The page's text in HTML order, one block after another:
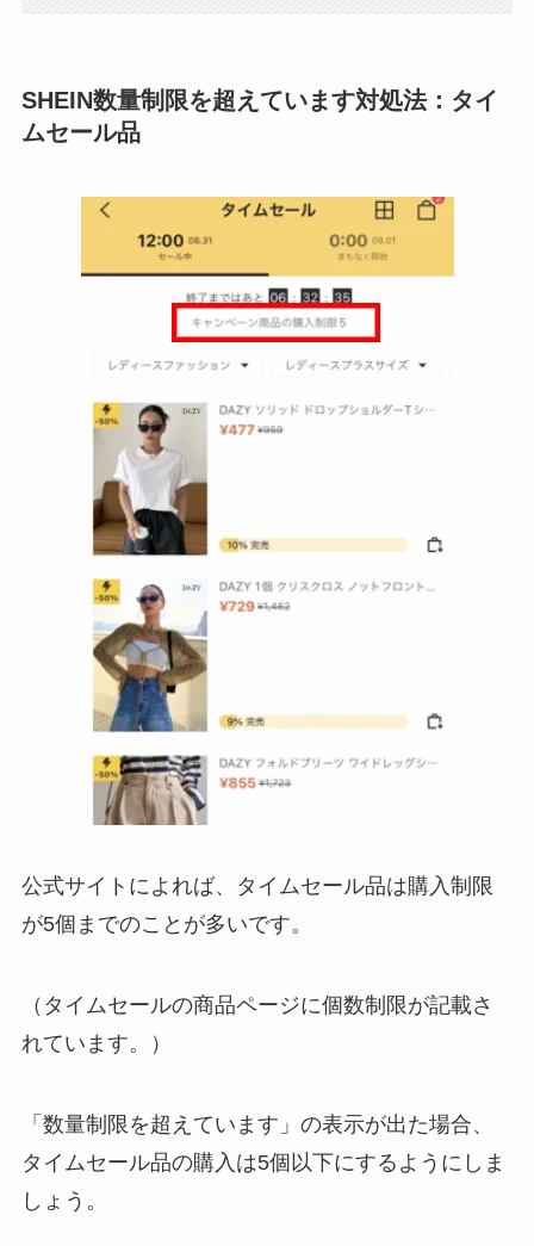
SHEIN数量制限を超えています対処法：タイ
ムセール品
公式サイトによれば、タイムセール品は購入制限
が5個までのことが多いです。
（タイムセールの商品ページに個数制限が記載さ
れています。）
「数量制限を超えています」の表示が出た場合、
タイムセール品の購入は5個以下にするようにしま
しょう。